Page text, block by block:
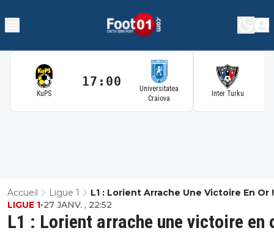
KuPS
17:00
Universitatea
Craiova
Inter Turku
Accueil Ligue 1 L1 : Lorient Arrache Une Victoire En Or !
L1 : Lorient arrache une victoire en
LIGUE 1•27 JANV. , 22:52